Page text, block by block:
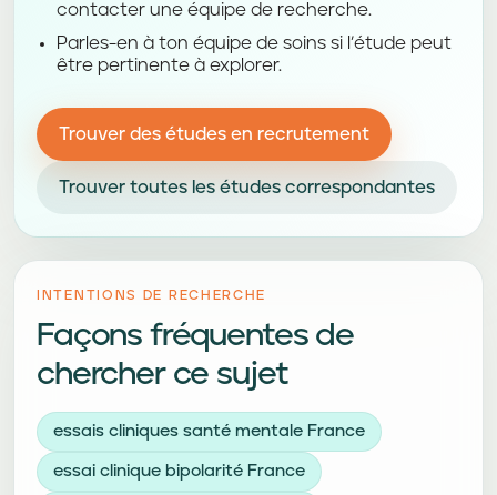
contacter une équipe de recherche.
Parles-en à ton équipe de soins si l’étude peut
être pertinente à explorer.
Trouver des études en recrutement
Trouver toutes les études correspondantes
INTENTIONS DE RECHERCHE
Façons fréquentes de
chercher ce sujet
essais cliniques santé mentale France
essai clinique bipolarité France